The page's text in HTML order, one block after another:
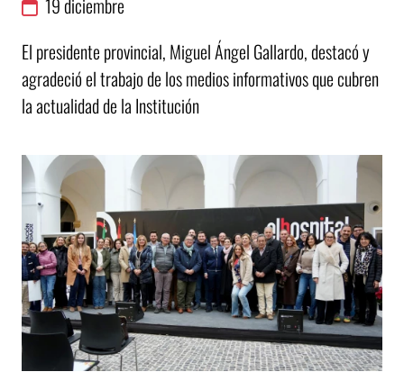
19diciembre
El presidente provincial, Miguel Ángel Gallardo, destacó y
agradeció el trabajo de los medios informativos que cubren
la actualidad de la Institución